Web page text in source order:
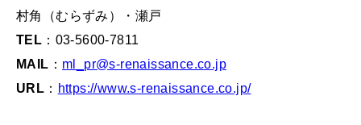
村角（むらずみ）・瀬戸
TEL ：03-5600-7811
MAIL ： ml_pr@s-renaissance.co.jp
URL ： https://www.s-renaissance.co.jp/